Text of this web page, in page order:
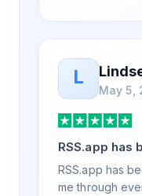
L
May 5,
RSS.app has
RSS.app has
me through